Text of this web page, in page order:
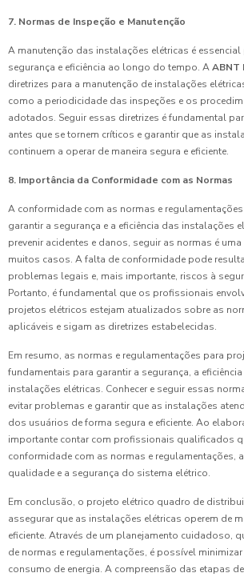
7. Normas de Inspeção e Manutenção
A manutenção das instalações elétricas é
segurança e eficiência ao longo do tempo. AABNT
diretrizes para a manutenção de instalações
como a periodicidade das inspeções e os
adotados. Seguir essas diretrizes é fundamental
antes que se tornem críticos e garantir que as
continuem a operar de maneira segura e eficiente.
8. Importância da Conformidade com as Normas
A conformidade com as normas e
garantir a segurança e a eficiência das instalações
prevenir acidentes e danos, seguir as normas é
muitos casos. A falta de conformidade pode
problemas legais e, mais importante, riscos à
Portanto, é fundamental que os profissionais
projetos elétricos estejam atualizados sobre as
aplicáveis e sigam as diretrizes estabelecidas.
Em resumo, as normas e regulamentações para
fundamentais para garantir a segurança, a
instalações elétricas. Conhecer e seguir essas
evitar problemas e garantir que as instalações
dos usuários de forma segura e eficiente. Ao
importante contar com profissionais qualificados
conformidade com as normas e regulamentações,
qualidade e a segurança do sistema elétrico.
Em conclusão, o projeto elétrico quadro de
assegurar que as instalações elétricas operem de
eficiente. Através de um planejamento cuidadoso,
de normas e regulamentações, é possível
consumo de energia. A compreensão das etapas